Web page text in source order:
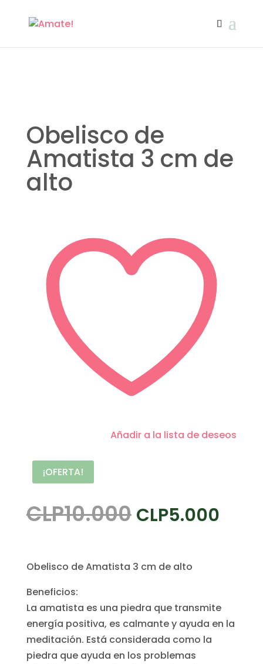
Obelisco de
Amatista 3 cm de
alto
Añadir a la lista de deseos
¡OFERTA!
CLP10.000El
precio
era:
CLP10.000.
CLP5.000El
Obelisco de Amatista 3 cm de alto
Beneficios:
La amatista es una piedra que transmite
energía positiva, es calmante y ayuda en la
meditación. Está considerada como la
piedra que ayuda en los problemas